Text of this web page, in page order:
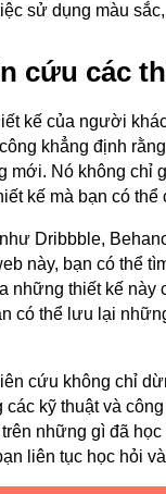
sử dụng màu
cứu các
kế của người
khẳng định
mới. Nó không chỉ
kế mà bạn có thể
Dribbble,
này, bạn có thể
những thiết kế này
có thể lưu lại
cứu không chỉ
các kỹ thuật và
những gì đã
liên tục học hỏi